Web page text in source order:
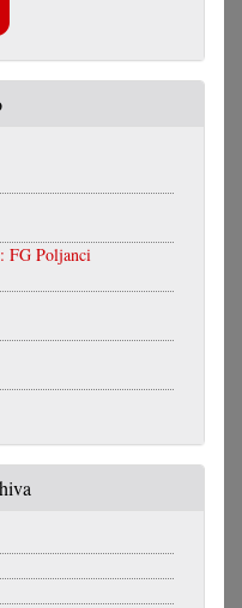
FG Poljanci